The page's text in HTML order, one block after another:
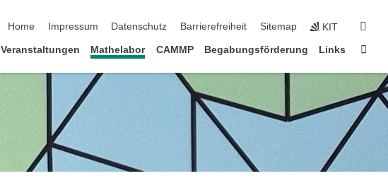
Home
Impressum Datenschutz Barrierefreiheit Sitemap KIT
Veranstaltungen Mathelabor CAMMP Begabungsförderung Links